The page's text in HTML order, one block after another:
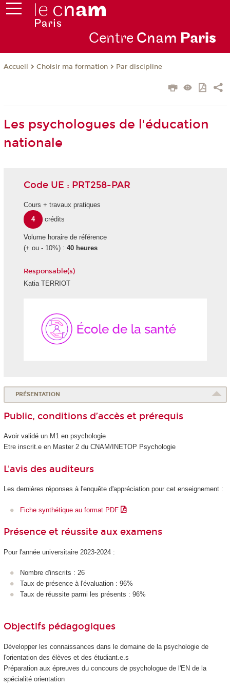
Centre Cnam Paris
Accueil Choisir ma formation Par discipline
Les psychologues de l'éducation
nationale
Code UE : PRT258-PAR
Cours + travaux pratiques
4
crédits
Volume horaire de référence
(+ ou - 10%) : 40 heures
Responsable(s)
Katia TERRIOT
PRÉSENTATION
Public, conditions d’accès et prérequis
Avoir validé un M1 en psychologie
Etre inscrit.e en Master 2 du CNAM/INETOP Psychologie
L'avis des auditeurs
Les dernières réponses à l'enquête d'appréciation pour cet enseignement :
Fiche synthétique au format PDF
Présence et réussite aux examens
Pour l'année universitaire 2023-2024 :
Nombre d'inscrits : 26
Taux de présence à l'évaluation : 96%
Taux de réussite parmi les présents : 96%
Objectifs pédagogiques
Développer les connaissances dans le domaine de la psychologie de
l'orientation des élèves et des étudiant.e.s
Préparation aux épreuves du concours de psychologue de l'EN de la
spécialité orientation